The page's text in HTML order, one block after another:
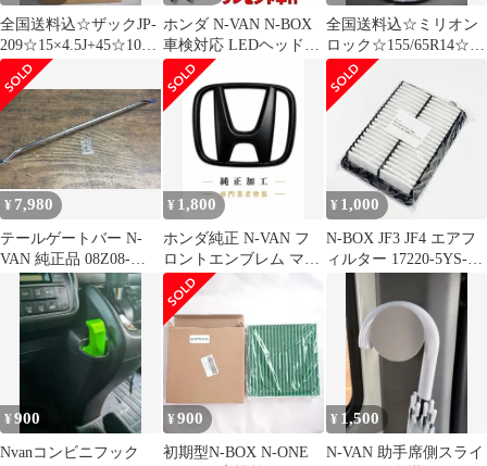
全国送料込☆ザックJP-
209☆15×4.5J+45☆100-
4H☆軽自動車等
ホンダ N-VAN N-BOX
車検対応 LEDヘッドラ
イトHi/Lo6500K
全国送料込☆ミリオン
ロック☆155/65R14☆ホ
ワイトレター
¥ 7,980
テールゲートバー N-
VAN 純正品 08Z08-
TXA-001D ハンガー
¥ 1,800
ホンダ純正 N-VAN フ
ロントエンブレム マッ
トブラック塗装
¥ 1,000
N-BOX JF3 JF4 エアフ
ィルター 17220-5YS-
003互換品
¥900
Nvanコンビニフック
¥900
初期型N-BOX N-ONE
¥ 1,500
N-VAN 助手席側スライ